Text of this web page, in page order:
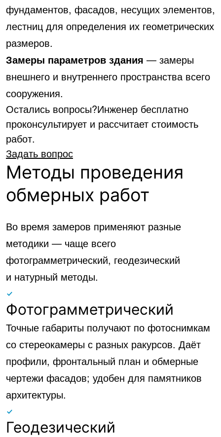
фундаментов, фасадов, несущих элементов,
лестниц для определения их геометрических
размеров.
Замеры параметров здания — замеры
внешнего и внутреннего пространства всего
сооружения.
Остались вопросы?Инженер бесплатно
проконсультирует и рассчитает стоимость
работ.
Задать вопрос
Методы проведения
обмерных работ
Во время замеров применяют разные
методики — чаще всего
фотограмметрический, геодезический
и натурный методы.
Фотограмметрический
Точные габариты получают по фотоснимкам
со стереокамеры с разных ракурсов. Даёт
профили, фронтальный план и обмерные
чертежи фасадов; удобен для памятников
архитектуры.
Геодезический